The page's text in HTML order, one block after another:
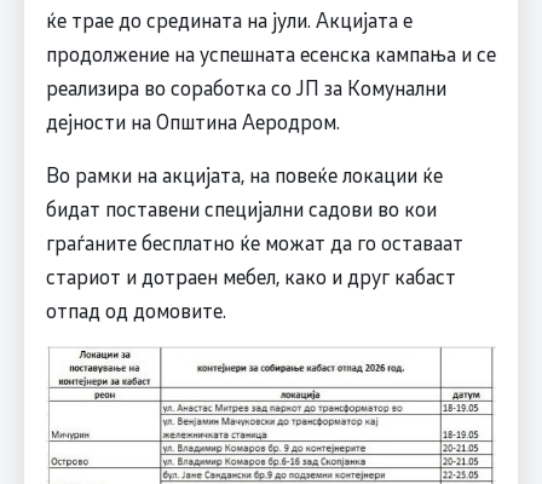
ќе трае до средината на јули. Акцијата е
продолжение на успешната есенска кампања и се
реализира во соработка со ЈП за Комунални
дејности на Општина Аеродром.
Во рамки на акцијата, на повеќе локации ќе
бидат поставени специјални садови во кои
граѓаните бесплатно ќе можат да го оставаат
стариот и дотраен мебел, како и друг кабаст
отпад од домовите.